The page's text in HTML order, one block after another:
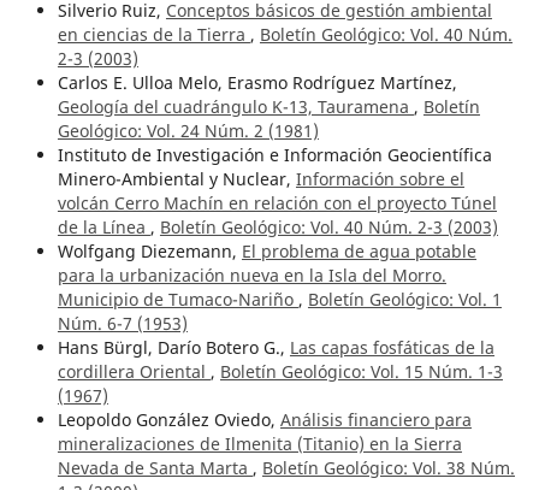
Silverio Ruiz, Conceptos básicos de gestión ambiental
en ciencias de la Tierra , Boletín Geológico: Vol. 40 Núm.
2-3 (2003)
Carlos E. Ulloa Melo, Erasmo Rodríguez Martínez,
Geología del cuadrángulo K-13, Tauramena , Boletín
Geológico: Vol. 24 Núm. 2 (1981)
Instituto de Investigación e Información Geocientífica
Minero-Ambiental y Nuclear, Información sobre el
volcán Cerro Machín en relación con el proyecto Túnel
de la Línea , Boletín Geológico: Vol. 40 Núm. 2-3 (2003)
Wolfgang Diezemann, El problema de agua potable
para la urbanización nueva en la Isla del Morro.
Municipio de Tumaco-Nariño , Boletín Geológico: Vol. 1
Núm. 6-7 (1953)
Hans Bürgl, Darío Botero G., Las capas fosfáticas de la
cordillera Oriental , Boletín Geológico: Vol. 15 Núm. 1-3
(1967)
Leopoldo González Oviedo, Análisis financiero para
mineralizaciones de Ilmenita (Titanio) en la Sierra
Nevada de Santa Marta , Boletín Geológico: Vol. 38 Núm.